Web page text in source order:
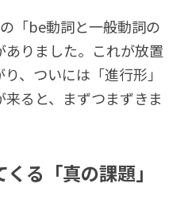
「be動詞と一般動詞の
りました。これが放置
、ついには「進行形」
ると、まずつまずきま
る「真の課題」